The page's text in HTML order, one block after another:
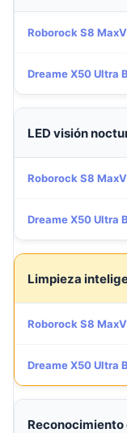
Roborock S8
Dreame X50 Ultra
LED visión
Roborock S8
Dreame X50 Ultra
Limpieza
Roborock S8
Dreame X50 Ultra
Reconocimiento